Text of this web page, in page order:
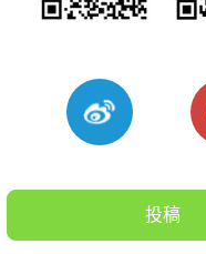
投稿